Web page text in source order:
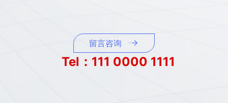
留言咨询
Tel：111 0000 1111